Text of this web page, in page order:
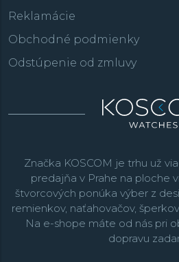
Reklamácie
Obchodné podmienky
Odstúpenie od zmluvy
Značka KOSCOM je trhu už
predajňa v Prahe na ploche
štvorcových ponúka výber z
remienkov, naťahovačov,
Na e-shope máte od nás pri
dopravu